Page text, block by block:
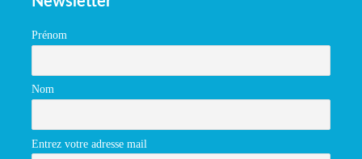
Prénom
Nom
Entrez votre adresse mail